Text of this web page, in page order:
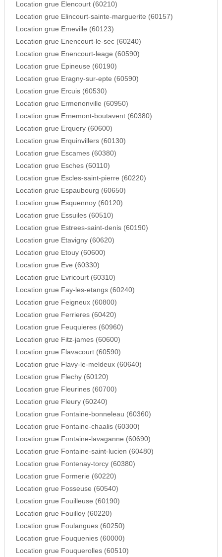
Location grue Elencourt (60210)
Location grue Elincourt-sainte-marguerite (60157)
Location grue Emeville (60123)
Location grue Enencourt-le-sec (60240)
Location grue Enencourt-leage (60590)
Location grue Epineuse (60190)
Location grue Eragny-sur-epte (60590)
Location grue Ercuis (60530)
Location grue Ermenonville (60950)
Location grue Ernemont-boutavent (60380)
Location grue Erquery (60600)
Location grue Erquinvillers (60130)
Location grue Escames (60380)
Location grue Esches (60110)
Location grue Escles-saint-pierre (60220)
Location grue Espaubourg (60650)
Location grue Esquennoy (60120)
Location grue Essuiles (60510)
Location grue Estrees-saint-denis (60190)
Location grue Etavigny (60620)
Location grue Etouy (60600)
Location grue Eve (60330)
Location grue Evricourt (60310)
Location grue Fay-les-etangs (60240)
Location grue Feigneux (60800)
Location grue Ferrieres (60420)
Location grue Feuquieres (60960)
Location grue Fitz-james (60600)
Location grue Flavacourt (60590)
Location grue Flavy-le-meldeux (60640)
Location grue Flechy (60120)
Location grue Fleurines (60700)
Location grue Fleury (60240)
Location grue Fontaine-bonneleau (60360)
Location grue Fontaine-chaalis (60300)
Location grue Fontaine-lavaganne (60690)
Location grue Fontaine-saint-lucien (60480)
Location grue Fontenay-torcy (60380)
Location grue Formerie (60220)
Location grue Fosseuse (60540)
Location grue Fouilleuse (60190)
Location grue Fouilloy (60220)
Location grue Foulangues (60250)
Location grue Fouquenies (60000)
Location grue Fouquerolles (60510)